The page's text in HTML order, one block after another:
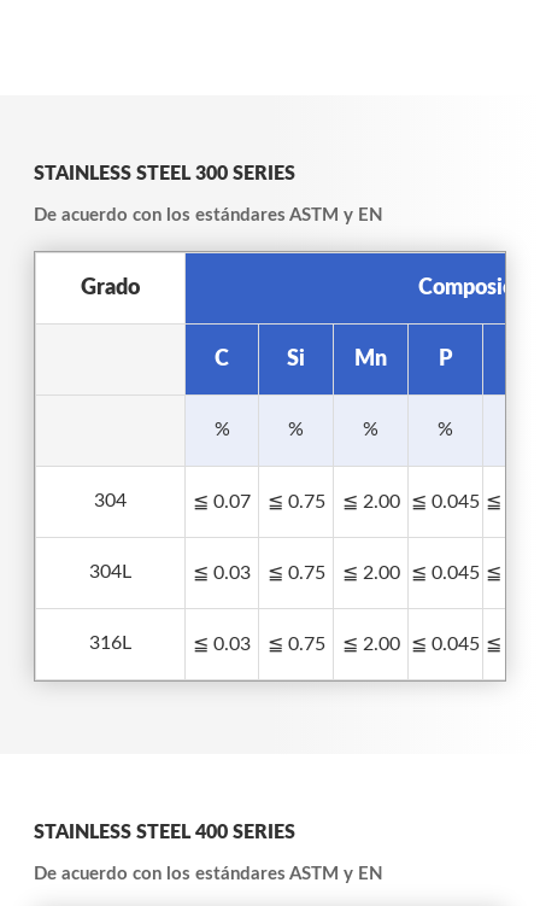
STAINLESS STEEL 300 SERIES
De acuerdo con los estándares ASTM y EN
Grado
C Si Mn P
% % % %
304 ≦ 0.07 ≦ 0.75 ≦ 2.00 ≦ 0.045 ≦
304L ≦ 0.03 ≦ 0.75 ≦ 2.00 ≦ 0.045 ≦
316L ≦ 0.03 ≦ 0.75 ≦ 2.00 ≦ 0.045 ≦
STAINLESS STEEL 400 SERIES
De acuerdo con los estándares ASTM y EN